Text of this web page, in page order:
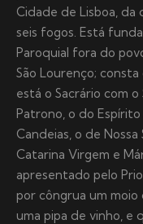
Cidade de Lisboa,
seis fogos. Está
Paroquial fora do
São Lourenço;
está o Sacrário com
Patrono, o do
Candeias, o de
Catarina Virgem e
apresentado pelo
por côngrua um
uma pipa de vinho, e